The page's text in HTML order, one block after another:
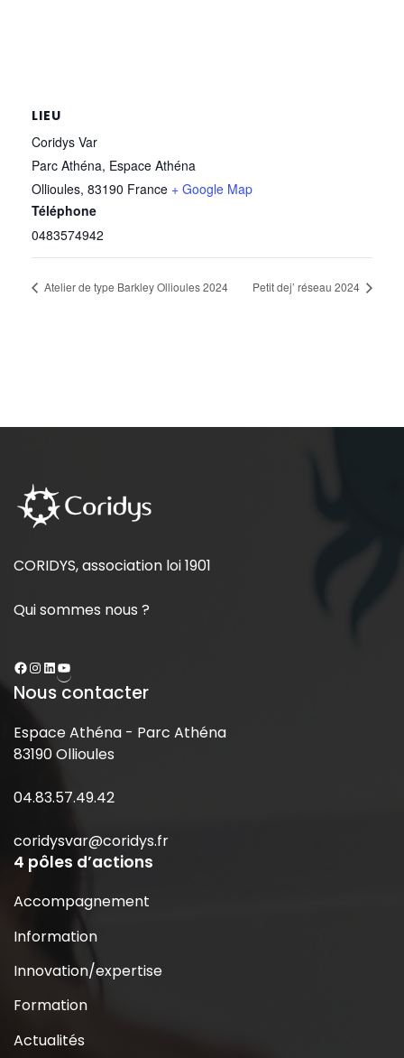
LIEU
Coridys Var
Parc Athéna, Espace Athéna
Ollioules, 83190 France + Google Map
Téléphone
0483574942
Atelier de type Barkley Ollioules 2024 Petit dej’ réseau 2024
CORIDYS, association loi 1901
Qui sommes nous ?
Nous contacter
Espace Athéna - Parc Athéna
83190 Ollioules
04.83.57.49.42
coridysvar@coridys.fr
4 pôles d’actions
Accompagnement
Information
Innovation/expertise
Formation
Actualités